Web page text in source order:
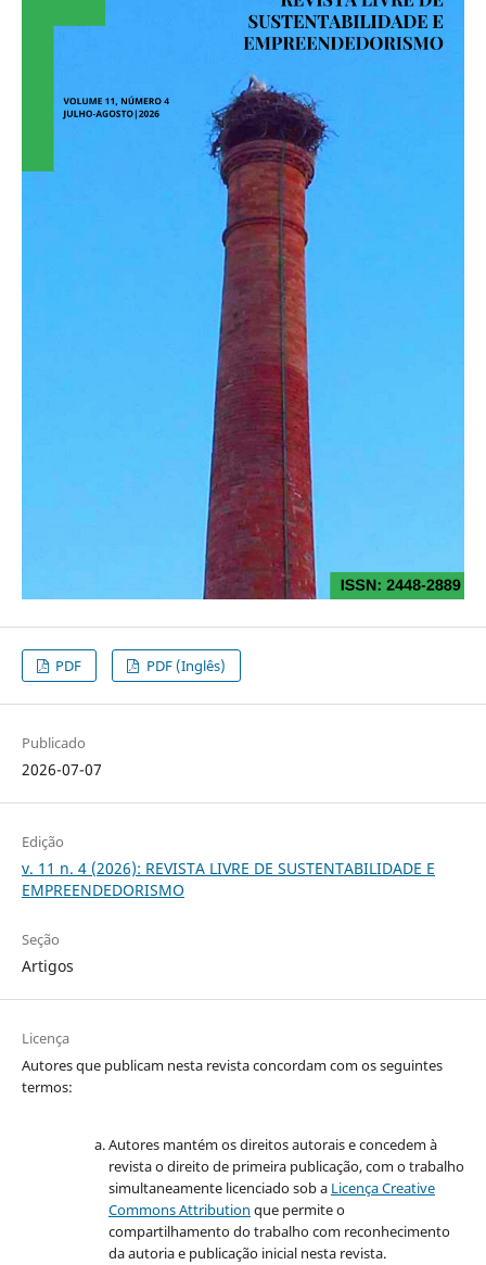
PDF PDF (Inglês)
Publicado
2026-07-07
Edição
v. 11 n. 4 (2026): REVISTA LIVRE DE SUSTENTABILIDADE E
EMPREENDEDORISMO
Seção
Artigos
Licença
Autores que publicam nesta revista concordam com os seguintes
termos:
Autores mantém os direitos autorais e concedem à
revista o direito de primeira publicação, com o trabalho
simultaneamente licenciado sob a Licença Creative
Commons Attribution que permite o
compartilhamento do trabalho com reconhecimento
da autoria e publicação inicial nesta revista.